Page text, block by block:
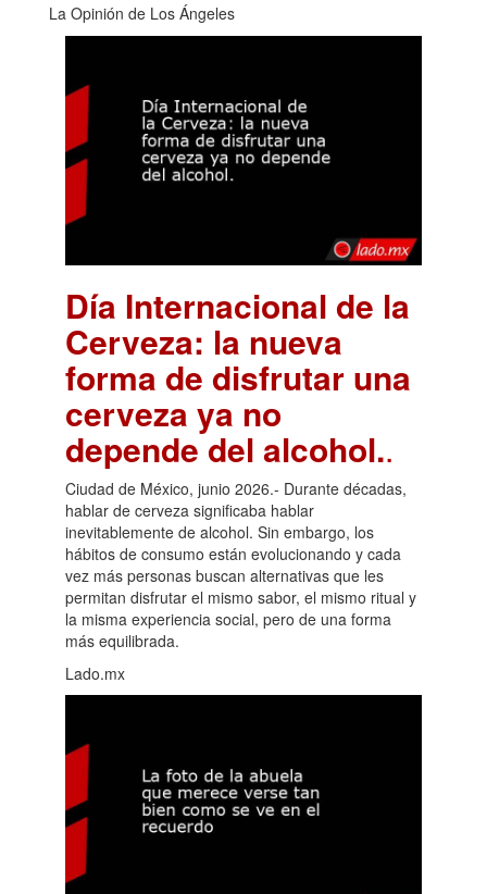
La Opinión de Los Ángeles
Día Internacional de la
Cerveza: la nueva
forma de disfrutar una
cerveza ya no
depende del alcohol..
Ciudad de México, junio 2026.- Durante décadas,
hablar de cerveza significaba hablar
inevitablemente de alcohol. Sin embargo, los
hábitos de consumo están evolucionando y cada
vez más personas buscan alternativas que les
permitan disfrutar el mismo sabor, el mismo ritual y
la misma experiencia social, pero de una forma
más equilibrada.
Lado.mx